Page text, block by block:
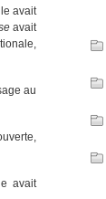
avait
avait
au
avait